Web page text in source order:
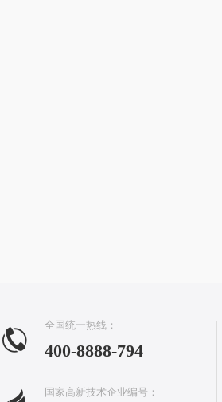
全国统一热线：
400-8888-794
国家高新技术企业编号：